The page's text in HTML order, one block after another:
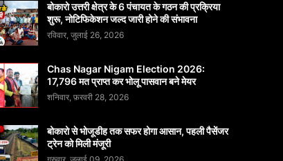
बोकारो उत्तरी क्षेत्र के 6 पंचायत के गठन की प्रक्रिया
शुरू, नोटिफिकेशन जल्द जारी होने की संभावना
रविवार, जुलाई 26, 2026
Chas Nagar Nigam Election 2026:
17,796 मत प्राप्त कर भोलू पासवान बने मेयर
शनिवार, फ़रवरी 28, 2026
बोकारो से भोजूडीह तक सफर होगा आसान, पहली पैसेंजर
ट्रेन को मिली मंजूरी